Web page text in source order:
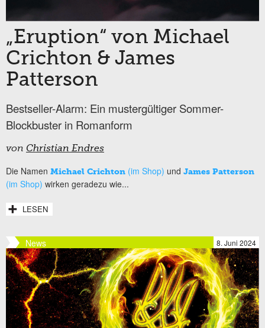
„Eruption“ von Michael
Crichton & James
Patterson
Bestseller-Alarm: Ein mustergültiger Sommer-
Blockbuster in Romanform
von Christian Endres
Die Namen Michael Crichton (im Shop) und James Patterson
(im Shop) wirken geradezu wie...
LESEN
News 8. Juni 2024